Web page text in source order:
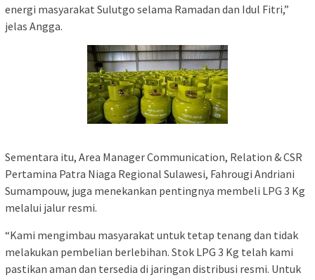
energi masyarakat Sulutgo selama Ramadan dan Idul Fitri,”
jelas Angga.
Sementara itu, Area Manager Communication, Relation & CSR
Pertamina Patra Niaga Regional Sulawesi, Fahrougi Andriani
Sumampouw, juga menekankan pentingnya membeli LPG 3 Kg
melalui jalur resmi.
“Kami mengimbau masyarakat untuk tetap tenang dan tidak
melakukan pembelian berlebihan. Stok LPG 3 Kg telah kami
pastikan aman dan tersedia di jaringan distribusi resmi. Untuk